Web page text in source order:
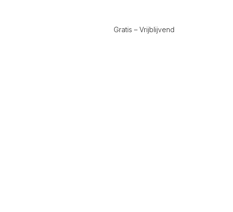
Gratis – Vrijblijvend